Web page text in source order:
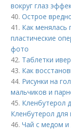
вокруг глаз
40.Острое
41. Как менялась
пластические
фото
42. Таблетки
43. Как
44. Рисунки на
мальчиков и
45. Кленбутерол
Кленбутерол для
46.Чай с медом и